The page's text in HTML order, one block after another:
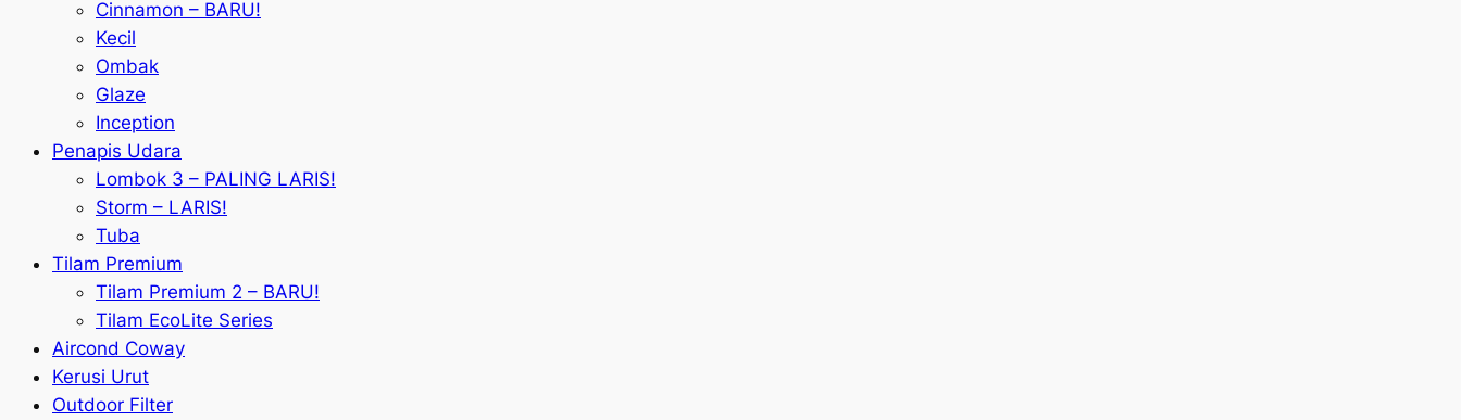
Cinnamon – BARU!
Kecil
Ombak
Glaze
Inception
Penapis Udara
Lombok 3 – PALING LARIS!
Storm – LARIS!
Tuba
Tilam Premium
Tilam Premium 2 – BARU!
Tilam EcoLite Series
Aircond Coway
Kerusi Urut
Outdoor Filter